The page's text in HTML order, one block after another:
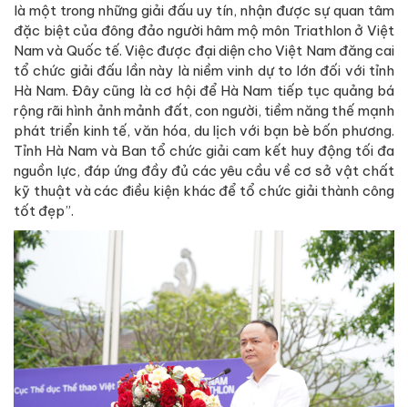
là một trong những giải đấu uy tín, nhận được sự quan tâm
đặc biệt của đông đảo người hâm mộ môn Triathlon ở Việt
Nam và Quốc tế. Việc được đại diện cho Việt Nam đăng cai
tổ chức giải đấu lần này là niềm vinh dự to lớn đối với tỉnh
Hà Nam. Đây cũng là cơ hội để Hà Nam tiếp tục quảng bá
rộng rãi hình ảnh mảnh đất, con người, tiềm năng thế mạnh
phát triển kinh tế, văn hóa, du lịch với bạn bè bốn phương.
Tỉnh Hà Nam và Ban tổ chức giải cam kết huy động tối đa
nguồn lực, đáp ứng đầy đủ các yêu cầu về cơ sở vật chất
kỹ thuật và các điều kiện khác để tổ chức giải thành công
tốt đẹp”.